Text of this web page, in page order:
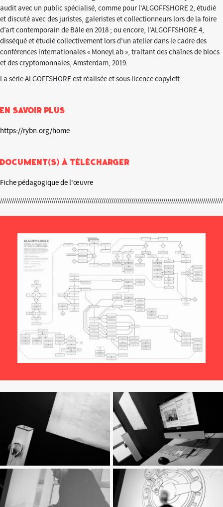
audit avec un public spécialisé, comme pour l’ALGOFFSHORE 2, étudié
et discuté avec des juristes, galeristes et collectionneurs lors de la foire
d’art contemporain de Bâle en 2018 ; ou encore, l’ALGOFFSHORE 4,
disséqué et étudié collectivement lors d’un atelier dans le cadre des
conférences internationales « MoneyLab », traitant des chaînes de blocs
et des cryptomonnaies, Amsterdam, 2019.
La série ALGOFFSHORE est réalisée et sous licence copyleft.
En savoir plus
https://rybn.org/home
Document(s) à télécharger
Fiche pédagogique de l'œuvre